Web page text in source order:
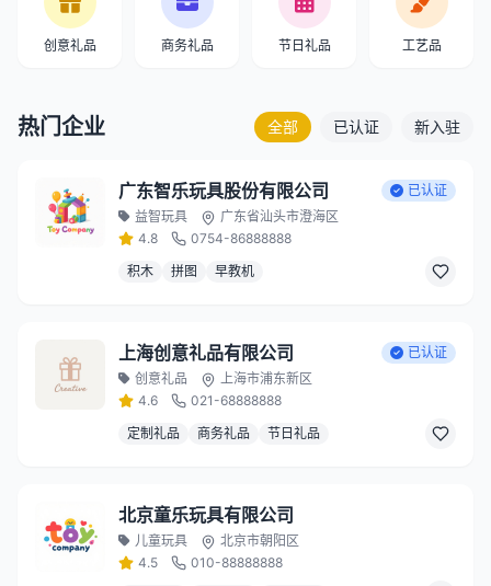
创意礼品 商务礼品 节日礼品 工艺品
热门企业 全部 已认证 新入驻
广东智乐玩具股份有限公司
已认证
益智玩具
广东省汕头市澄海区
4.8
0754-86888888
积木
拼图 早教机
上海创意礼品有限公司
已认证
创意礼品
上海市浦东新区
4.6
021-68888888
定制礼品
商务礼品 节日礼品
北京童乐玩具有限公司
儿童玩具
北京市朝阳区
4.5
010-88888888